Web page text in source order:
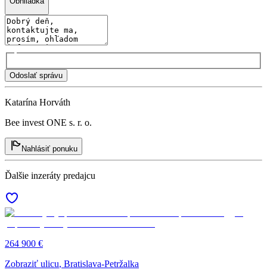
Odoslať správu
Katarína Horváth
Bee invest ONE s. r. o.
Nahlásiť ponuku
Ďalšie inzeráty predajcu
264 900 €
Zobraziť ulicu, Bratislava-Petržalka